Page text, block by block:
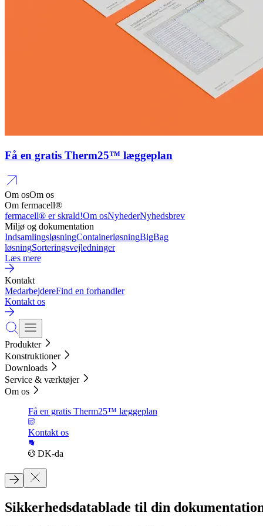
Få en gratis Therm25™ læggeplan
Om osOm os
Om fermacell®
fermacell® er skrald!Om osNyhederNyhedsbrev
Miljø og dokumentation
IndsamlingsløsningContainerløsningBigBag
løsningSorteringsvejledninger
Læs mere
Kontakt
MedarbejdereFind en forhandler
Kontakt os
Produkter
Konstruktioner
Downloads
Service & værktøjer
Om os
Få en gratis Therm25™ læggeplan
Kontakt os
DK-da
Sikkerhedsdatablade til din